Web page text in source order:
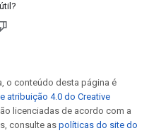
o conteúdo desta página é
atribuição 4.0 do Creative
licenciadas de acordo com a
consulte as políticas do site do